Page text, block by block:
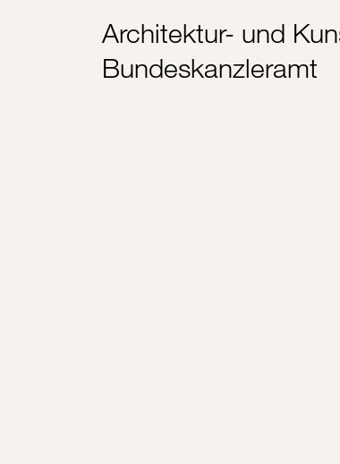
Architektur- und
Bundeskanzleramt